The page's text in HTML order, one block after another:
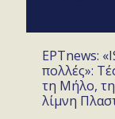
ΕΡΤnews:
πολλές»:
τη Μήλο,
λίμνη